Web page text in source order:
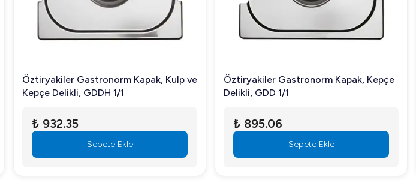
Öztiryakiler Gastronorm Kapak, Kulp ve
Kepçe Delikli, GDDH 1/1
₺ 932.35
Sepete Ekle
Öztiryakiler Gastronorm Kapak, Kepçe
Delikli, GDD 1/1
₺ 895.06
Sepete Ekle